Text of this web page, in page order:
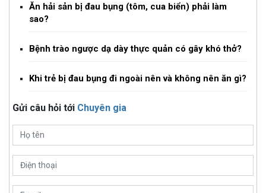
Ăn hải sản bị đau bụng (tôm, cua biển) phải làm
sao?
Bệnh trào ngược dạ dày thực quản có gây khó thở?
Khi trẻ bị đau bụng đi ngoài nên và không nên ăn gì?
Gửi câu hỏi tới Chuyên gia